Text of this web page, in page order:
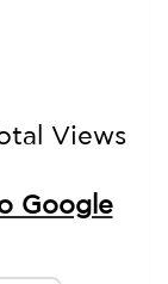
Views
Google